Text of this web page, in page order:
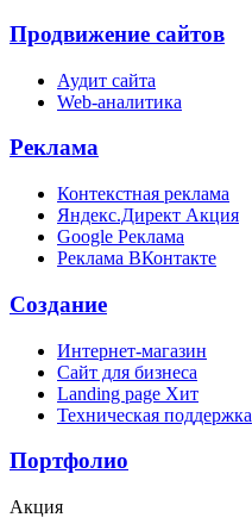
Продвижение сайтов
Аудит сайта
Web-аналитика
Реклама
Контекстная реклама
Яндекс.Директ Акция
Google Реклама
Реклама ВКонтакте
Создание
Интернет-магазин
Сайт для бизнеса
Landing page Хит
Техническая поддержка
Портфолио
Акция